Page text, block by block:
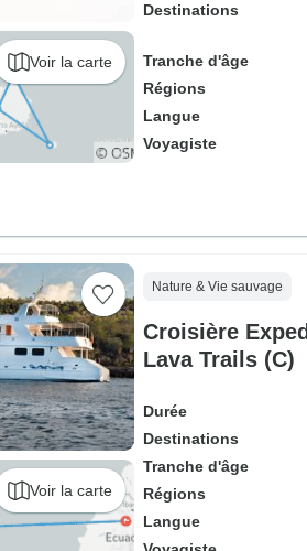
Voir la carte
Destinations
Tranche d'âge
Régions
Langue
Voyagiste
Voir la carte
Nature & Vie sauvage
Croisière
Lava Trails (C)
Durée
Destinations
Tranche d'âge
Régions
Langue